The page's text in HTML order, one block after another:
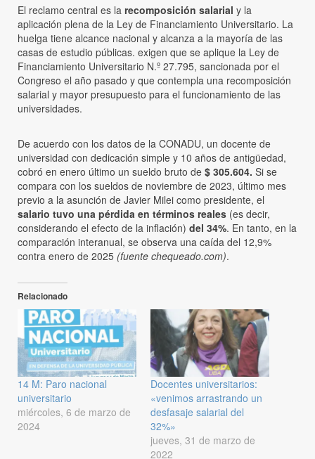
El reclamo central es la recomposición salarial y la
aplicación plena de la Ley de Financiamiento Universitario. La
huelga tiene alcance nacional y alcanza a la mayoría de las
casas de estudio públicas. exigen que se aplique la Ley de
Financiamiento Universitario N.º 27.795, sancionada por el
Congreso el año pasado y que contempla una recomposición
salarial y mayor presupuesto para el funcionamiento de las
universidades.
De acuerdo con los datos de la CONADU, un docente de
universidad con dedicación simple y 10 años de antigüedad,
cobró en enero último un sueldo bruto de $ 305.604. Si se
compara con los sueldos de noviembre de 2023, último mes
previo a la asunción de Javier Milei como presidente, el
salario tuvo una pérdida en términos reales (es decir,
considerando el efecto de la inflación) del 34%. En tanto, en la
comparación interanual, se observa una caída del 12,9%
contra enero de 2025 (fuente chequeado.com).
Relacionado
14 M: Paro nacional
universitario
miércoles, 6 de marzo de
2024
Docentes universitarios:
«venimos arrastrando un
desfasaje salarial del
32%»
jueves, 31 de marzo de
2022